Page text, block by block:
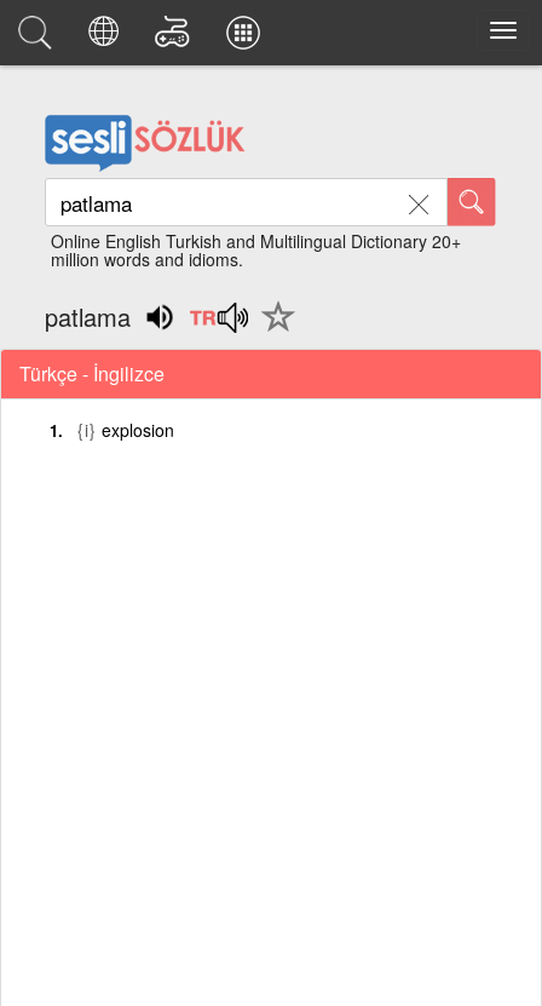
Online English Turkish and Multilingual Dictionary 20+
million words and idioms.
patlama
Türkçe - İngilizce
{i} explosion